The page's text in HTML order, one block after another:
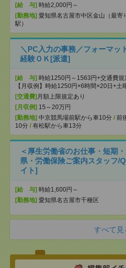
[給 与] 時給2,000円～
[勤務地] 愛知県名古屋市中区金山（最寄
駅）
＼PC入力の事務／フォーマッ
経験ＯＫ[派遣]
[給 与] 時給1250円～1563円+交通費
【月収例】時給1250円×6時間×20日+土
[交通費] 月額上限規定あり
[月収例] 15～20万円
[勤務地] 中京競馬場前駅から車10分 / 前
10分 / 有松駅から車13分
＜厚生労働省のお仕事・短期
県・労働保険ご案内スタッフ/
イト]
[給 与] 時給1,600円～
[勤務地] 愛知県名古屋市千種区
すべて見